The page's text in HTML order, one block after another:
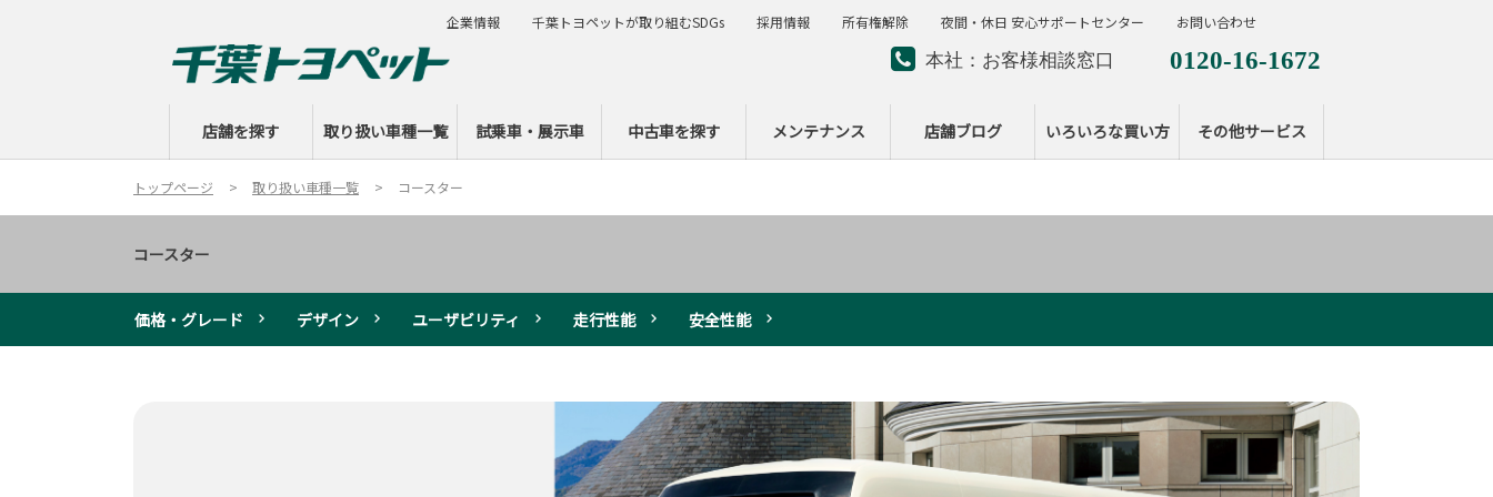
本社：お客様相談窓口 0120-16-1672
ー
店舗を探す 取り扱い車種一覧 試乗車・展示車 中古車を探す メンテナンス 店舗ブログ いろいろな買い方 その他サービス
企業情報 千葉トヨペットが取り組むSDGs 採用情報 所有権解除 夜間・休日 安心サポートセンター お問い合わせ
トップページ 取り扱い車種一覧 コースター
コースター
価格・グレード デザイン ユーザビリティ 走行性能 安全性能